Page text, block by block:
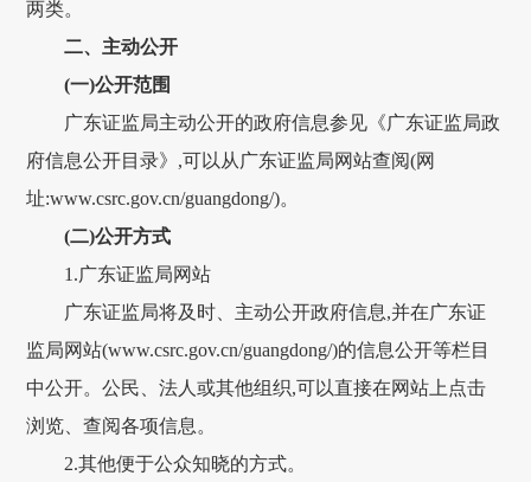
两类。
二、主动公开
(一)公开范围
广东证监局主动公开的政府信息参见《广东证监局政
府信息公开目录》,可以从广东证监局网站查阅(网
址:www.csrc.gov.cn/guangdong/)。
(二)公开方式
1.广东证监局网站
广东证监局将及时、主动公开政府信息,并在广东证
监局网站(www.csrc.gov.cn/guangdong/)的信息公开等栏目
中公开。公民、法人或其他组织,可以直接在网站上点击
浏览、查阅各项信息。
2.其他便于公众知晓的方式。